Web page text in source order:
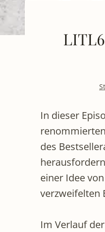
In dieser
des
einer Idee
verzweifelten
Im Verlauf